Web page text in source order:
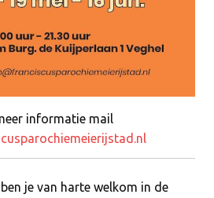
informatie mail
je van harte welkom in de